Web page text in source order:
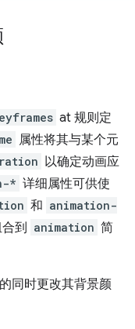
at 规则定
属性将其与某个元
以确定动画应
* 详细属性可供使
和 animation-
到 animation 简
同时更改其背景颜